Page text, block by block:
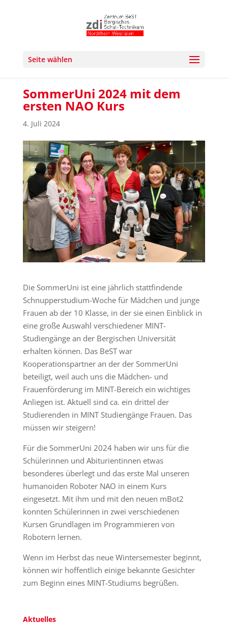
Seite wählen
SommerUni 2024 mit dem
ersten NAO Kurs
4. Juli 2024
Die SommerUni ist eine jährlich stattfindende
Schnupperstudium-Woche für Mädchen und junge
Frauen ab der 10 Klasse, in der sie einen Einblick in
eine große Auswahl verschiedener MINT-
Studiengänge an der Bergischen Universität
erhalten können. Das BeST war
Kooperationspartner an der der SommerUni
beteiligt, weil auch uns die Mädchen- und
Frauenförderung im MINT-Bereich ein wichtiges
Anliegen ist. Aktuell sind ca. ein drittel der
Studierenden in MINT Studiengänge Frauen. Das
müssen wir steigern!
Für die SommerUni 2024 haben wir uns für die
Schülerinnen und Abiturientinnen etwas
besonderes überlegt und das erste Mal unseren
humanoiden Roboter NAO in einem Kurs
eingesetzt. Mit ihm und mit den neuen mBot2
konnten Schülerinnen in zwei verschiedenen
Kursen Grundlagen im Programmieren von
Robotern lernen.
Wenn im Herbst das neue Wintersemester beginnt,
können wir hoffentlich einige bekannte Gesichter
zum Beginn eines MINT-Studiums begrüßen.
Aktuelles